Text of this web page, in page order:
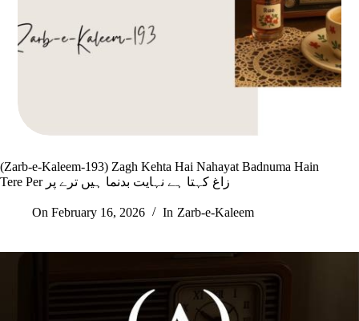
(Zarb-e-Kaleem-193) Zagh Kehta Hai Nahayat Badnuma Hain
Tere Per زاغ کہتا ہے نہایت بدنما ہیں ترے پر
On February 16, 2026 In Zarb-e-Kaleem